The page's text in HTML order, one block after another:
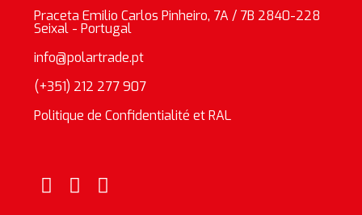
Praceta Emilio Carlos Pinheiro, 7A / 7B 2840-228
Seixal - Portugal
info@polartrade.pt
(+351) 212 277 907
Politique de Confidentialité et RAL